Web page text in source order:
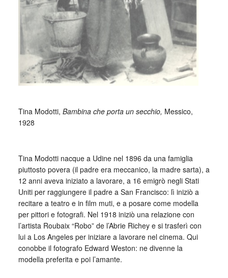
Tina Modotti, Bambina che porta un secchio, Messico,
1928
Tina Modotti nacque a Udine nel 1896 da una famiglia
piuttosto povera (il padre era meccanico, la madre sarta), a
12 anni aveva iniziato a lavorare, a 16 emigrò negli Stati
Uniti per raggiungere il padre a San Francisco: lì iniziò a
recitare a teatro e in film muti, e a posare come modella
per pittori e fotografi. Nel 1918 iniziò una relazione con
l’artista Roubaix “Robo” de l’Abrie Richey e si trasferì con
lui a Los Angeles per iniziare a lavorare nel cinema. Qui
conobbe il fotografo Edward Weston: ne divenne la
modella preferita e poi l’amante.